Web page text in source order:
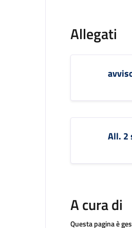
Allegati
All. 2
A cura di
Questa pagina è